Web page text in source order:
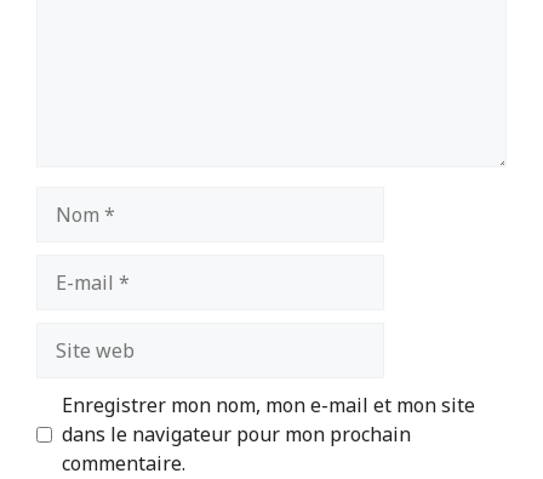
mail
web
Enregistrer mon nom, mon e-mail et mon site
dans le navigateur pour mon prochain
commentaire.